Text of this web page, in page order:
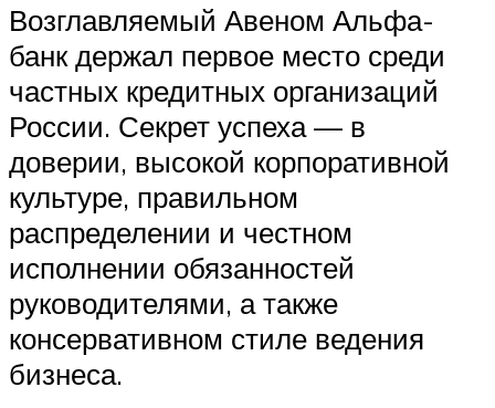
Возглавляемый Авеном Альфа-
банк держал первое место среди
частных кредитных организаций
России. Секрет успеха — в
доверии, высокой корпоративной
культуре, правильном
распределении и честном
исполнении обязанностей
руководителями, а также
консервативном стиле ведения
бизнеса.